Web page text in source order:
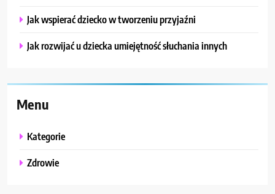
Jak wspierać dziecko w tworzeniu przyjaźni
Jak rozwijać u dziecka umiejętność słuchania innych
Menu
Kategorie
Zdrowie